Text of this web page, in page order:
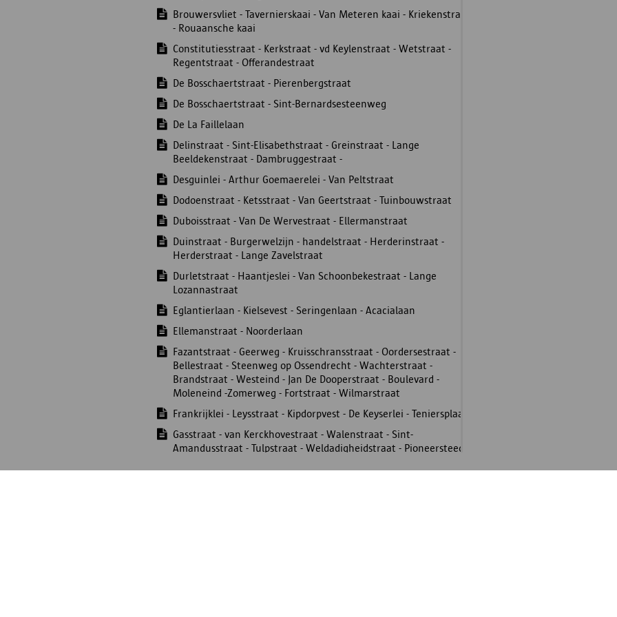
Brouwersvliet - Tavernierskaai - Van Meteren kaai - Kriekenstraat
- Rouaansche kaai
Constitutiesstraat - Kerkstraat - vd Keylenstraat - Wetstraat -
Regentstraat - Offerandestraat
De Bosschaertstraat - Pierenbergstraat
De Bosschaertstraat - Sint-Bernardsesteenweg
De La Faillelaan
Delinstraat - Sint-Elisabethstraat - Greinstraat - Lange
Beeldekenstraat - Dambruggestraat -
Desguinlei - Arthur Goemaerelei - Van Peltstraat
Dodoenstraat - Ketsstraat - Van Geertstraat - Tuinbouwstraat
Duboisstraat - Van De Wervestraat - Ellermanstraat
Duinstraat - Burgerwelzijn - handelstraat - Herderinstraat -
Herderstraat - Lange Zavelstraat
Durletstraat - Haantjeslei - Van Schoonbekestraat - Lange
Lozannastraat
Eglantierlaan - Kielsevest - Seringenlaan - Acacialaan
Ellemanstraat - Noorderlaan
Fazantstraat - Geerweg - Kruisschransstraat - Oordersestraat -
Bellestraat - Steenweg op Ossendrecht - Wachterstraat -
Brandstraat - Westeind - Jan De Dooperstraat - Boulevard -
Moleneind -Zomerweg - Fortstraat - Wilmarstraat
Frankrijklei - Leysstraat - Kipdorpvest - De Keyserlei - Teniersplaats
Gasstraat - van Kerckhovestraat - Walenstraat - Sint-
Amandusstraat - Tulpstraat - Weldadigheidstraat - Pioneersteeg
Godefriduskaai - Ankerrui - Entropotplaats - Styselsstraat -